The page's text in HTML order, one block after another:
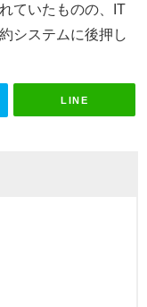
ていたものの、IT
システムに後押し
LINE